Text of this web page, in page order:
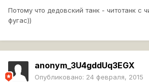
Потому что дедовский танк - читотанк с
фугас))
anonym_3U4gddUq3EGX
Опубликовано: 24 февраля, 2015